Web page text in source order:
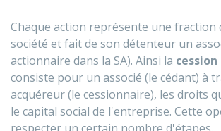
Chaque action représente une fraction
société et fait de son détenteur un
actionnaire dans la SA). Ainsi la
consiste pour un associé (le cédant) à
acquéreur (le cessionnaire), les droits
le capital social de l'entreprise. Cette